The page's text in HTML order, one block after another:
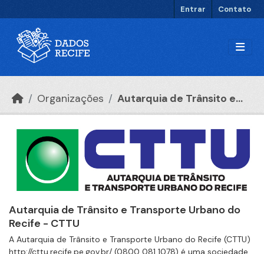
Entrar Contato
Organizações Autarquia de Trânsito e...
Autarquia de Trânsito e Transporte Urbano do
Recife - CTTU
A Autarquia de Trânsito e Transporte Urbano do Recife (CTTU)
http://cttu.recife.pe.gov.br/ (0800 081 1078) é uma sociedade